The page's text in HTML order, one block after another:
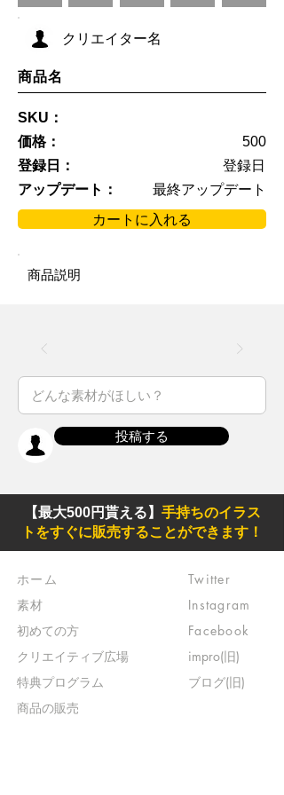
クリエイター名
商品名
SKU：
価格：
500
登録日：
登録日
アップデート：
最終アップデート
カートに入れる
商品説明
投稿する
【最大500円貰える】 手持ちのイラス
トをすぐに販売することができます！
ホーム
素材
初めての方
​クリエイティブ広場
​特典プログラム
​商品の販売
Twitter
Instagram
Facebook
impro(旧)​
ブログ(旧)